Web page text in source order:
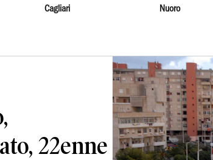
Cagliari Nuoro
22enne